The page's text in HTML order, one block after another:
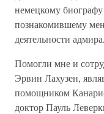
немецкому
познакомившему
деятельности
Помогли мне и
Эрвин Лахузен,
помощником
доктор Пауль